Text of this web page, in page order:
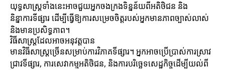
យុទ្ធសាស្ត្រទាំងនេះអាចជួយអ្នកចងក្រងទិន្នន័យពីអតិថិជន និង
និន្នាការទីផ្សារ ដើម្បីធ្វើឱ្យការសម្រេចចិត្តរបស់អ្នកមានភាពច្បាស់លាស់
និងមានប្រសិទ្ធភាព។
វិធីសាស្ត្រដែលអាចអនុវត្តបាន
មានវិធីសាស្ត្រច្រើនសម្រាប់ការវិភាគទីផ្សារ។ អ្នកអាចប្រើប្រាស់ការស្រាវ
ជ្រាវទីផ្សារ, ការសេវាកម្មអតិថិជន, និងការបរិច្ឆេទសេដ្ឋកិច្ចដើម្បីយល់ពី